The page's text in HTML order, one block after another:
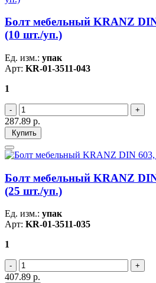
Болт мебельный KRANZ
(10 шт./уп.)
Ед. изм.: упак
Арт: KR-01-3511-043
1
287.89 р.
Купить
Болт мебельный KRANZ
(25 шт./уп.)
Ед. изм.: упак
Арт: KR-01-3511-035
1
407.89 р.